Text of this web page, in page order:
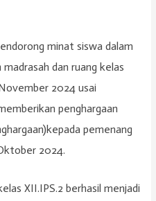
minat siswa dalam
dan ruang kelas
2024 usai
penghargaan
pemenang
2024.
XII.IPS.2 berhasil menjadi